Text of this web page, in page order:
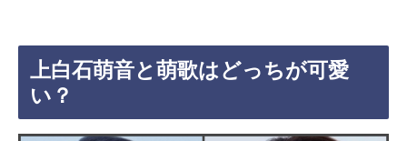
上白石萌音と萌歌はどっちが可愛
い？